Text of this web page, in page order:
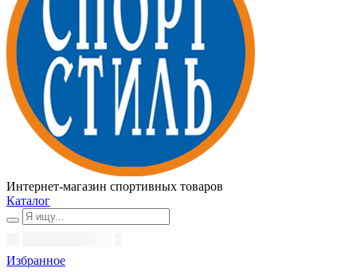
Интернет-магазин спортивных товаров
Каталог
Избранное